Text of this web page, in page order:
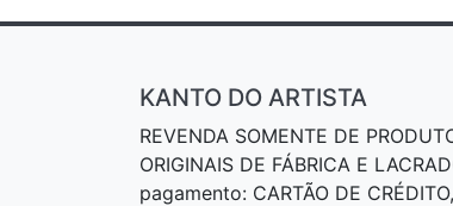
KANTO DO ARTISTA
REVENDA SOMENTE DE
ORIGINAIS DE FÁBRICA E
pagamento: CARTÃO DE